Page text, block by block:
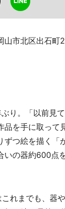
山市北区出石町
り。「以前見
を手に取って
つ絵を描く「
の器約600点
れまでも、器